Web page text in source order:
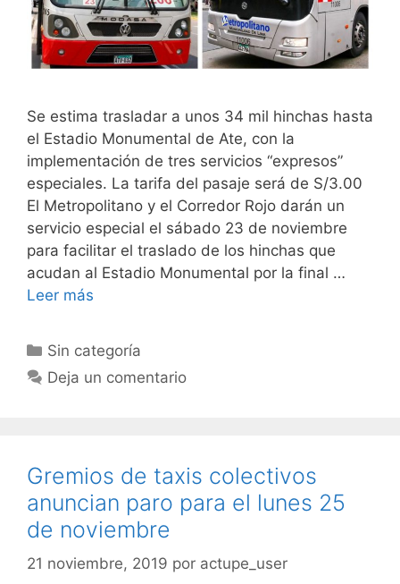
Se estima trasladar a unos 34 mil hinchas hasta
el Estadio Monumental de Ate, con la
implementación de tres servicios “expresos”
especiales. La tarifa del pasaje será de S/3.00
El Metropolitano y el Corredor Rojo darán un
servicio especial el sábado 23 de noviembre
para facilitar el traslado de los hinchas que
acudan al Estadio Monumental por la final …
Leer más
Sin categoría
Deja un comentario
Gremios de taxis colectivos
anuncian paro para el lunes 25
de noviembre
21 noviembre, 2019 por actupe_user